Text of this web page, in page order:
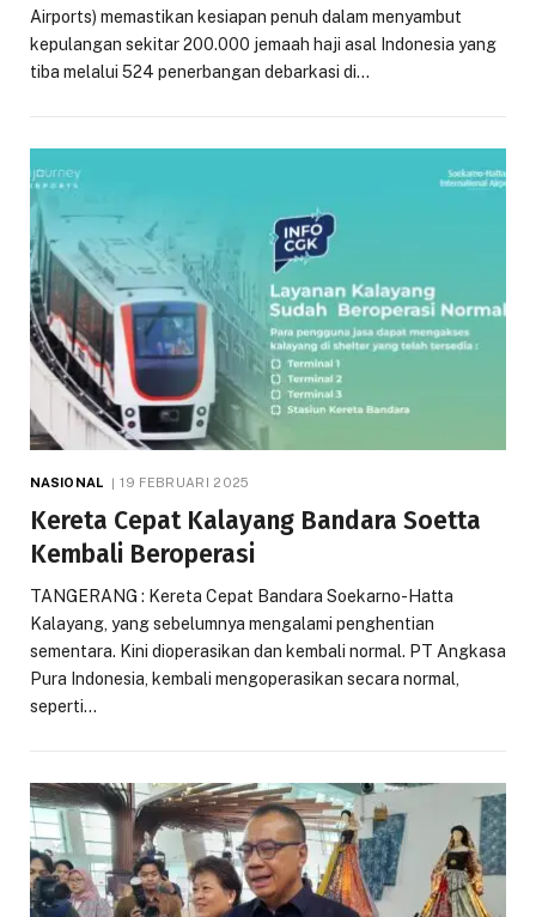
Airports) memastikan kesiapan penuh dalam menyambut
kepulangan sekitar 200.000 jemaah haji asal Indonesia yang
tiba melalui 524 penerbangan debarkasi di…
NASIONAL 19 FEBRUARI 2025
Kereta Cepat Kalayang Bandara Soetta
Kembali Beroperasi
TANGERANG : Kereta Cepat Bandara Soekarno-Hatta
Kalayang, yang sebelumnya mengalami penghentian
sementara. Kini dioperasikan dan kembali normal. PT Angkasa
Pura Indonesia, kembali mengoperasikan secara normal,
seperti…